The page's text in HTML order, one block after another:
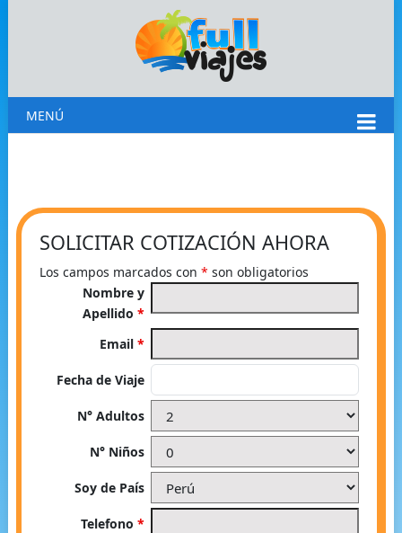
MENÚ
SOLICITAR COTIZACIÓN AHORA
Los campos marcados con * son obligatorios
Nombre y
Apellido*
Email*
Fecha de Viaje
N° Adultos
N° Niños
Soy de País
Telefono*